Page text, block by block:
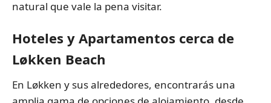
natural que vale la pena visitar.
Hoteles y Apartamentos cerca de
Løkken Beach
En Løkken y sus alrededores, encontrarás una